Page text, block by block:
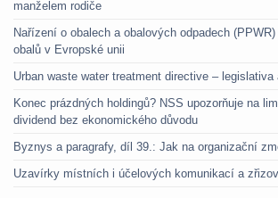
manželem rodiče
Nařízení o obalech a obalových odpadech
obalů v Evropské unii
Urban waste water treatment directive – legislativa
Konec prázdných holdingů? NSS upozorňuje na
dividend bez ekonomického důvodu
Byznys a paragrafy, díl 39.: Jak na organizační
Uzavírky místních i účelových komunikací a